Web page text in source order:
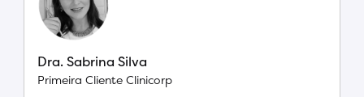
Dra. Sabrina Silva
Primeira Cliente Clinicorp